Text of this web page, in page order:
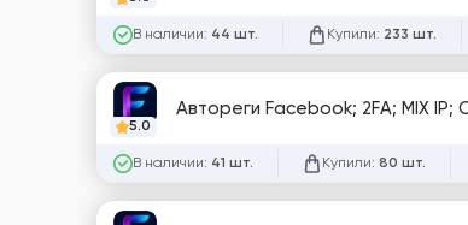
В наличии: 44 шт. Купили: 233 шт.
5.0
Автореги Facebook;
В наличии: 41 шт. Купили: 80 шт.